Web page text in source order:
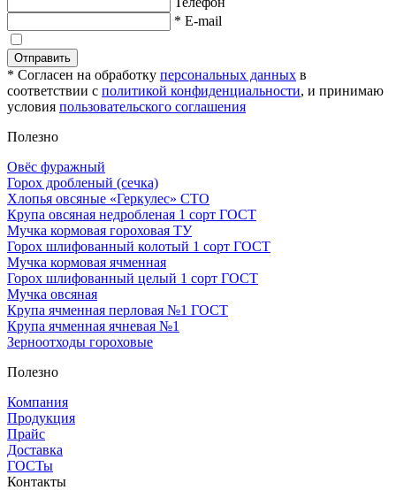
* E-mail
Отправить
* Согласен на обработку персональных данных в
соответствии с политикой конфиденциальности, и принимаю
условия пользовательского соглашения
Полезно
Овёс фуражный
Горох дробленый (сечка)
Хлопья овсяные «Геркулес» СТО
Крупа овсяная недробленая 1 сорт ГОСТ
Мучка кормовая гороховая ТУ
Горох шлифованный колотый 1 сорт ГОСТ
Мучка кормовая ячменная
Горох шлифованный целый 1 сорт ГОСТ
Мучка овсяная
Крупа ячменная перловая №1 ГОСТ
Крупа ячменная ячневая №1
Зерноотходы гороховые
Полезно
Компания
Продукция
Прайс
Доставка
ГОСТы
Контакты